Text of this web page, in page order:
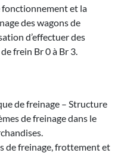
et la
des wagons de
d’effectuer des
frein Br 0 à Br 3.
de freinage – Structure
de freinage dans le
de freinage, frottement et